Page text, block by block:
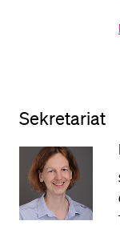
Sekretariat